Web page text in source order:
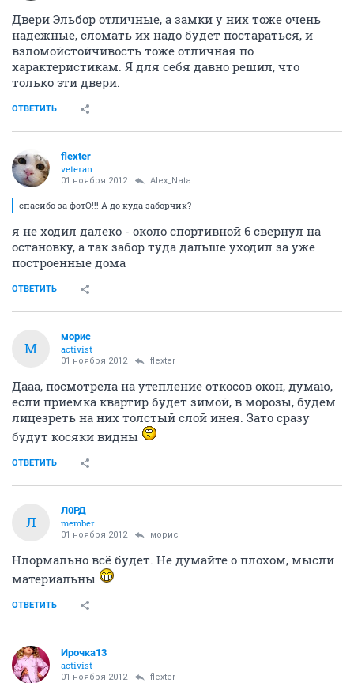
Двери Эльбор отличные, а замки у них тоже очень
надежные, сломать их надо будет постараться, и
взломойстойчивость тоже отличная по
характеристикам. Я для себя давно решил, что
только эти двери.
ОТВЕТИТЬ
flexter
veteran
01 ноября 2012 Alex_Nata
спасибо за фотО!!! А до куда заборчик?
я не ходил далеко - около спортивной 6 свернул на
остановку, а так забор туда дальше уходил за уже
построенные дома
ОТВЕТИТЬ
М
морис
activist
01 ноября 2012 flexter
Дааа, посмотрела на утепление откосов окон, думаю,
если приемка квартир будет зимой, в морозы, будем
лицезреть на них толстый слой инея. Зато сразу
будут косяки видны
ОТВЕТИТЬ
Л
Л0РД
member
01 ноября 2012 морис
Нлормально всё будет. Не думайте о плохом, мысли
материальны
ОТВЕТИТЬ
Ирочка13
activist
01 ноября 2012 flexter